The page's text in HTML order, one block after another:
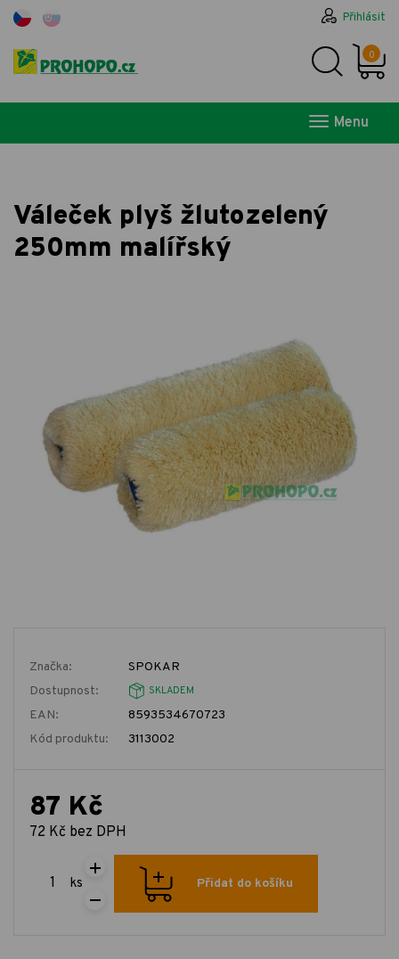
Přihlásit
0
Menu
Váleček plyš žlutozelený
250mm malířský
Značka:
SPOKAR
Dostupnost:
SKLADEM
EAN:
8593534670723
Kód produktu:
3113002
87 Kč
72 Kč bez DPH
ks Přidat do košíku